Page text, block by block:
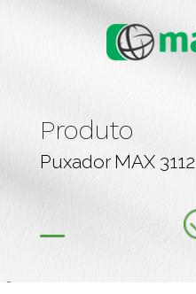
Produto
Puxador MAX 3112